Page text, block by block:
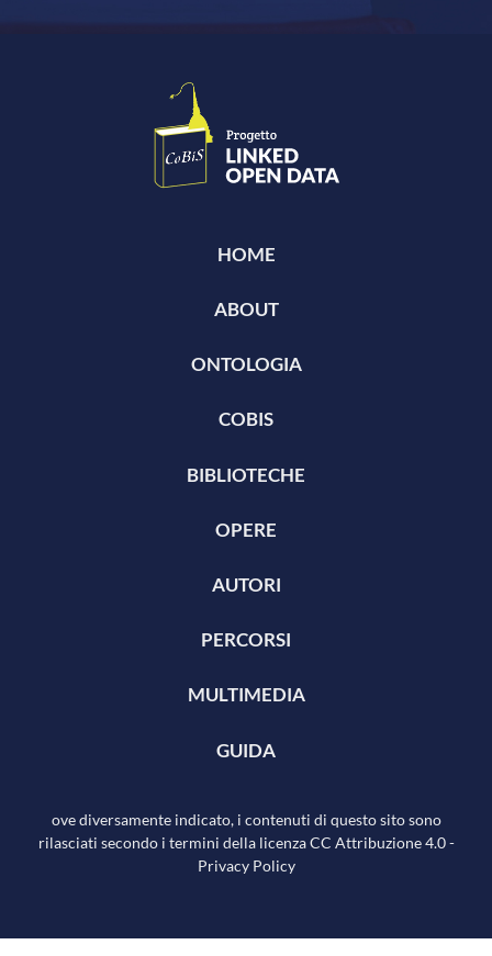
HOME
ABOUT
ONTOLOGIA
COBIS
BIBLIOTECHE
OPERE
AUTORI
PERCORSI
MULTIMEDIA
GUIDA
ove diversamente indicato, i contenuti di questo sito sono
rilasciati secondo i termini della licenza CC Attribuzione 4.0-
Privacy Policy